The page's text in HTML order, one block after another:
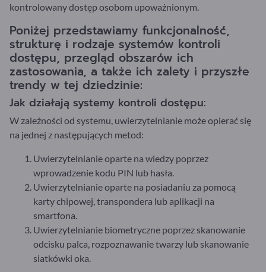
kontrolowany dostęp osobom upoważnionym.
Poniżej przedstawiamy funkcjonalność,
strukturę i rodzaje systemów kontroli
dostępu, przegląd obszarów ich
zastosowania, a także ich zalety i przyszłe
trendy w tej dziedzinie:
Jak działają systemy kontroli dostępu:
W zależności od systemu, uwierzytelnianie może opierać się
na jednej z następujących metod:
Uwierzytelnianie oparte na wiedzy poprzez
wprowadzenie kodu PIN lub hasła.
Uwierzytelnianie oparte na posiadaniu za pomocą
karty chipowej, transpondera lub aplikacji na
smartfona.
Uwierzytelnianie biometryczne poprzez skanowanie
odcisku palca, rozpoznawanie twarzy lub skanowanie
siatkówki oka.